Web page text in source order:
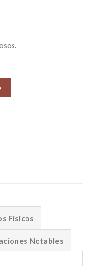
Venta por unidad cantidad
Físicos
Notables